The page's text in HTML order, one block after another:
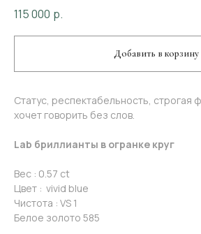
115 000 р.
Добавить в корзину
Статус, респектабельность, строгая
хочет говорить без слов.
Lab бриллианты в огранке круг
Вес : 0.57 сt
Цвет : vivid blue
Чистота : VS 1
Белое золото 585